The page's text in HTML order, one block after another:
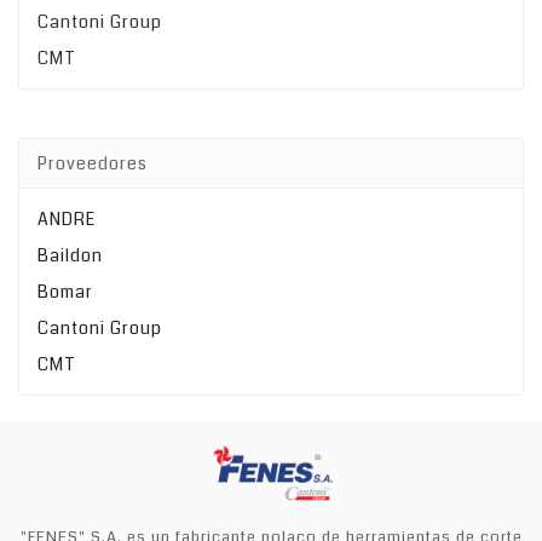
Cantoni Group
CMT
Proveedores
ANDRE
Baildon
Bomar
Cantoni Group
CMT